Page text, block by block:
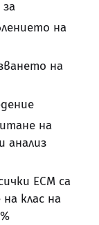
на
на
на
анализ
ЕСМ са
клас на